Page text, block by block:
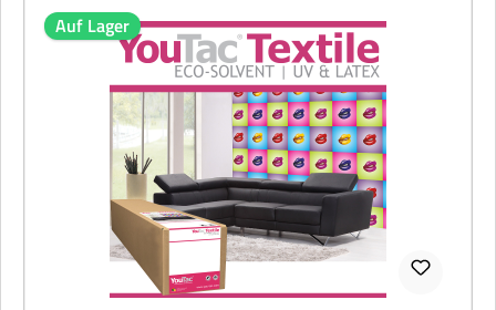
Auf Lager